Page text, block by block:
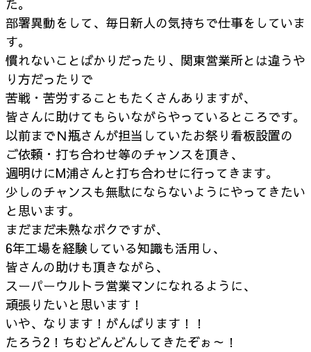
た。
部署異動をして、毎日新人の気持ちで仕事をしていま
す。
慣れないことばかりだったり、関東営業所とは違うや
り方だったりで
苦戦・苦労することもたくさんありますが、
皆さんに助けてもらいながらやっているところです。
以前までＮ瓶さんが担当していたお祭り看板設置の
ご依頼・打ち合わせ等のチャンスを頂き、
週明けにM浦さんと打ち合わせに行ってきます。
少しのチャンスも無駄にならないようにやってきたい
と思います。
まだまだ未熟なボクですが、
6年工場を経験している知識も活用し、
皆さんの助けも頂きながら、
スーパーウルトラ営業マンになれるように、
頑張りたいと思います！
いや、なります！がんばります！！
たろう2！ちむどんどんしてきたぞぉ～！